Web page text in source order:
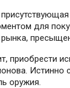
для
приобрести
Истинно
оружия.